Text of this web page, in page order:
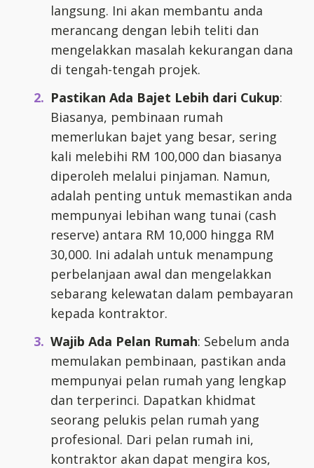
langsung. Ini akan membantu anda
merancang dengan lebih teliti dan
mengelakkan masalah kekurangan dana
di tengah-tengah projek.
Pastikan Ada Bajet Lebih dari Cukup:
Biasanya, pembinaan rumah
memerlukan bajet yang besar, sering
kali melebihi RM 100,000 dan biasanya
diperoleh melalui pinjaman. Namun,
adalah penting untuk memastikan anda
mempunyai lebihan wang tunai (cash
reserve) antara RM 10,000 hingga RM
30,000. Ini adalah untuk menampung
perbelanjaan awal dan mengelakkan
sebarang kelewatan dalam pembayaran
kepada kontraktor.
Wajib Ada Pelan Rumah: Sebelum anda
memulakan pembinaan, pastikan anda
mempunyai pelan rumah yang lengkap
dan terperinci. Dapatkan khidmat
seorang pelukis pelan rumah yang
profesional. Dari pelan rumah ini,
kontraktor akan dapat mengira kos,